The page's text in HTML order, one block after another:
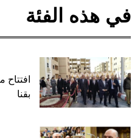
في هذه الفئة
بقنا